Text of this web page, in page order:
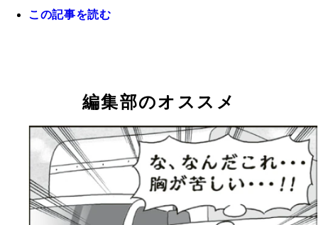
この記事を読む
編集部のオススメ